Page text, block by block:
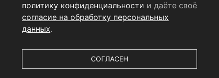
© 2004 - 2026 Сетевое издание Щёлковское ТВ.
Свидетельство о регистрации СМИ
ЭЛ № ФС 77 - 79754 от 07.12.2020 г.
технологий и массовых коммуникаций (РОСКОМНАДЗОР).
политику конфиденциальности и даёте своё
согласие на обработку персональных
данных.
СОГЛАСЕН